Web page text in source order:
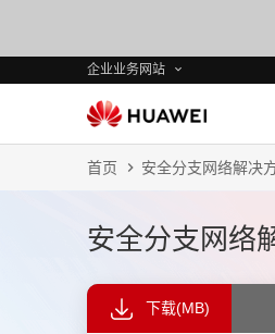
企业业务网站
首页 安全分支网络解决
安全分支网络
下载(MB)